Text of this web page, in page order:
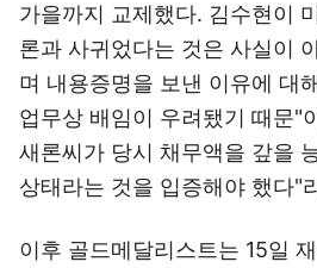
가을까지 교제했다. 김수현이
론과 사귀었다는 것은 사실이
며 내용증명을 보낸 이유에 대
업무상 배임이 우려됐기 때문"
새론씨가 당시 채무액을 갚을
상태라는 것을 입증해야 했다"
이후 골드메달리스트는 15일